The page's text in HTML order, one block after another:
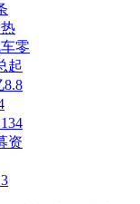
零
起
8.8
资